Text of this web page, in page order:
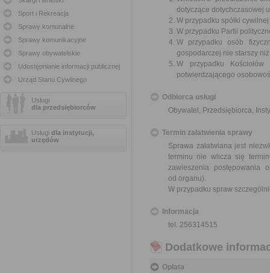
Sport i Rekreacja
Sprawy komunalne
Sprawy komunikacyjne
Sprawy obywatelskie
Udostępnianie informacji publicznej
Urząd Stanu Cywilnego
Usługi
dla przedsiębiorców
Usługi dla instytucji,
urzędów
dotyczące dotychczasowej
W przypadku spółki
W przypadku Partii
W przypadku osób
gospodarczej nie starszy
W przypadku
potwierdzającego
Odbiorca usługi
Obywatel, Przedsiębiorca,
Termin załatwienia sprawy
Sprawa załatwiana jest
terminu nie wlicza się
zawieszenia postępowania
od organu).
W przypadku spraw
Informacja
tel. 256314515
Dodatkowe
Opłata